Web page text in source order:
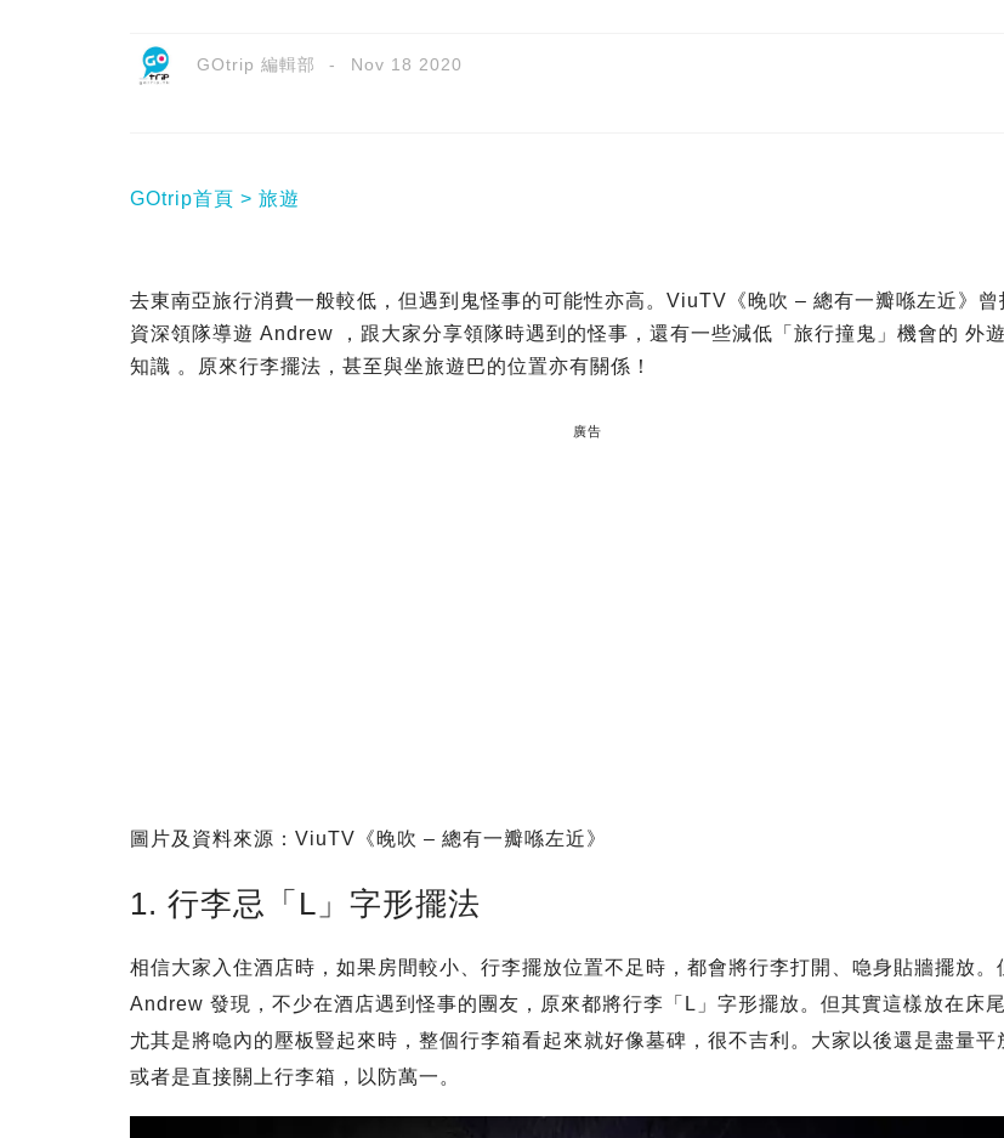
GOtrip 編輯部 Nov 18 2020
GOtrip首頁 旅遊
去東南亞旅行消費一般較低，但遇到鬼怪事的可能性亦高。ViuTV《晚吹 – 總有一瓣喺左近》曾
資深領隊導遊 Andrew ，跟大家分享領隊時遇到的怪事，還有一些減低「旅行撞鬼」機會的 外
知識 。原來行李擺法，甚至與坐旅遊巴的位置亦有關係！
廣告
圖片及資料來源：ViuTV《晚吹 – 總有一瓣喺左近》
1. 行李忌「L」字形擺法
相信大家入住酒店時，如果房間較小、行李擺放位置不足時，都會將行李打開、喼身貼牆擺放。
Andrew 發現，不少在酒店遇到怪事的團友，原來都將行李「L」字形擺放。但其實這樣放在床尾
尤其是將喼內的壓板豎起來時，整個行李箱看起來就好像墓碑，很不吉利。大家以後還是盡量平
或者是直接關上行李箱，以防萬一。